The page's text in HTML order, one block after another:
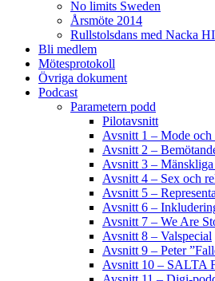
No limits Sweden
Årsmöte 2014
Rullstolsdans med Nacka HI
Bli medlem
Mötesprotokoll
Övriga dokument
Podcast
Parametern podd
Pilotavsnitt
Avsnitt 1 – Mode och
Avsnitt 2 –
Avsnitt 3 –
Avsnitt 4 – Sex och
Avsnitt 5 –
Avsnitt 6 –
Avsnitt 7 – We Are
Avsnitt 8 – Valspecial
Avsnitt 9 – Peter
Avsnitt 10 – SALTA